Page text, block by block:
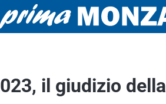
il giudizio della